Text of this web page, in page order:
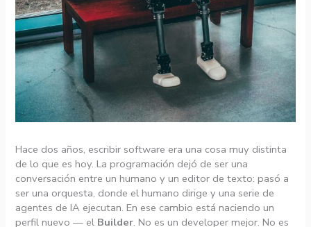
Hace dos años, escribir software era una cosa muy distinta
de lo que es hoy. La programación dejó de ser una
conversación entre un humano y un editor de texto: pasó a
ser una orquesta, donde el humano dirige y una serie de
agentes de IA ejecutan. En ese cambio está naciendo un
perfil nuevo — el Builder. No es un developer mejor. No es